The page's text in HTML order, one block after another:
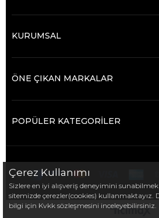
KURUMSAL
ÖNE ÇIKAN MARKALAR
POPÜLER KATEGORİLER
Çerez Kullanımı
Sizlere en iyi alışveriş deneyimini sunabilmek
sitemizde çerezler(cookies) kullanmaktayız.
bilgi için Kvkk sözleşmesini inceleyebilirsiniz.